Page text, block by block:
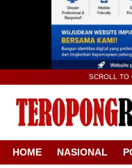
SCROLL TO
HOME NASIONAL